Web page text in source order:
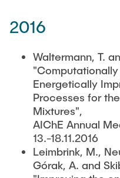
2016
Waltermann, T.
Energetically
Processes for
Mixtures",
AIChE Annual
13.-18.11.2016
Leimbrink, M.,
Górak, A. and